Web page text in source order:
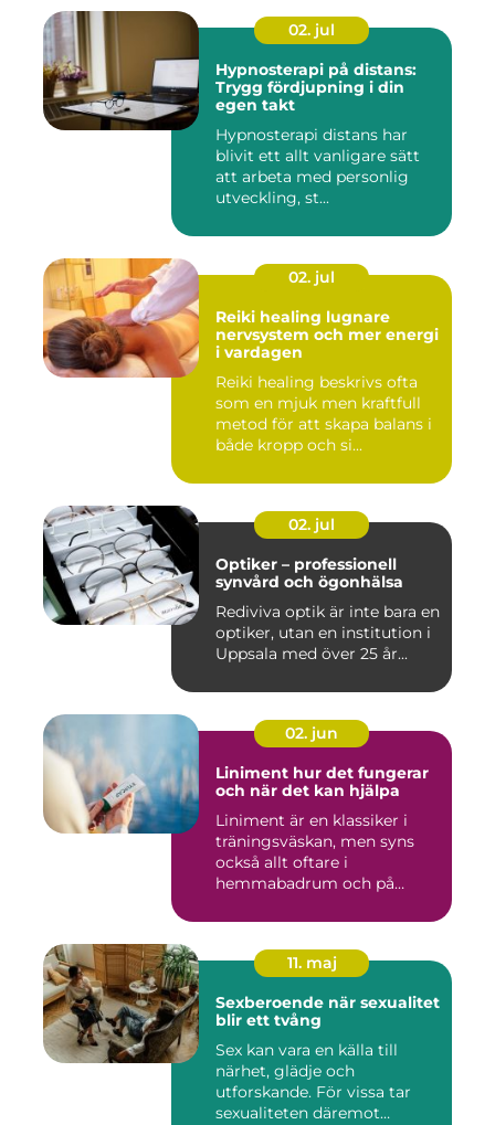
02. jul
Hypnosterapi på distans:
Trygg fördjupning i din
egen takt
Hypnosterapi distans har
blivit ett allt vanligare sätt
att arbeta med personlig
utveckling, st...
02. jul
Reiki healing lugnare
nervsystem och mer energi
i vardagen
Reiki healing beskrivs ofta
som en mjuk men kraftfull
metod för att skapa balans i
både kropp och si...
02. jul
Optiker – professionell
synvård och ögonhälsa
Rediviva optik är inte bara en
optiker, utan en institution i
Uppsala med över 25 år...
02. jun
Liniment hur det fungerar
och när det kan hjälpa
Liniment är en klassiker i
träningsväskan, men syns
också allt oftare i
hemmabadrum och på
11. maj
Sexberoende när sexualitet
blir ett tvång
Sex kan vara en källa till
närhet, glädje och
utforskande. För vissa tar
sexualiteten däremot